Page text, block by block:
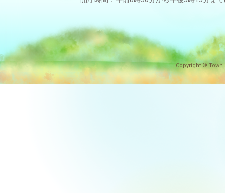
Copyright ©